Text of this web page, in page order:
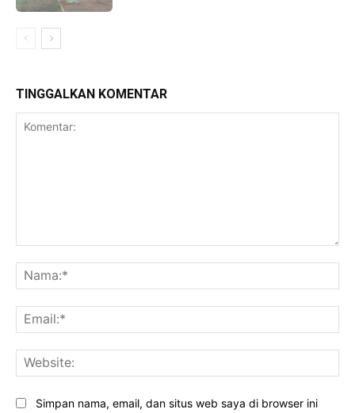
TINGGALKAN KOMENTAR
Simpan nama, email, dan situs web saya di browser ini